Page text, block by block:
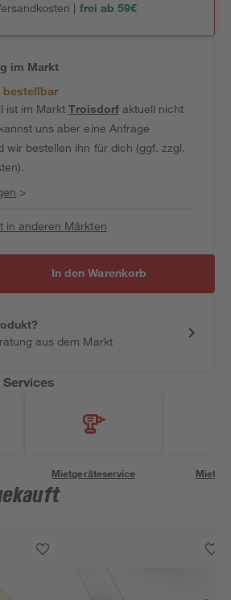
| frei ab 59€
im Markt
bestellbar
ist im MarktTroisdorfaktuell nicht
uns aber eine Anfrage
wir bestellen ihn für dich (ggf. zzgl.
>
in anderen Märkten
In den Warenkorb
aus dem Markt
Mietgeräteservice